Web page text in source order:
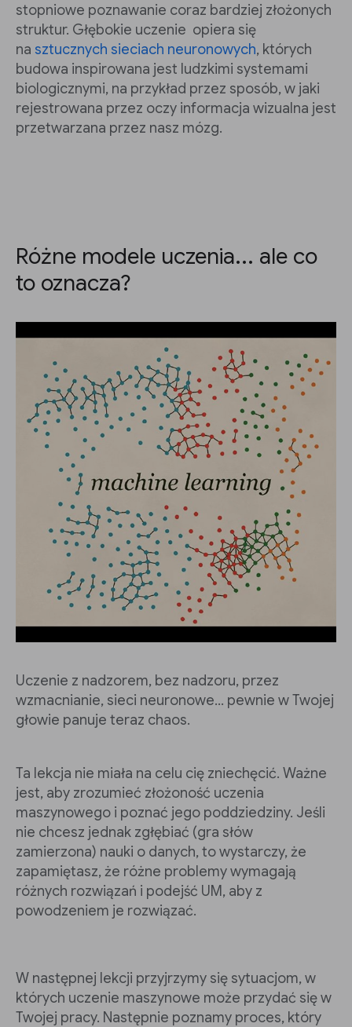
stopniowe poznawanie coraz bardziej złożonych
struktur. Głębokie uczenie opiera się
na sztucznych sieciach neuronowych, których
budowa inspirowana jest ludzkimi systemami
biologicznymi, na przykład przez sposób, w jaki
rejestrowana przez oczy informacja wizualna jest
przetwarzana przez nasz mózg.
Różne modele uczenia... ale co
to oznacza?
Uczenie z nadzorem, bez nadzoru, przez
wzmacnianie, sieci neuronowe... pewnie w Twojej
głowie panuje teraz chaos.
Ta lekcja nie miała na celu cię zniechęcić. Ważne
jest, aby zrozumieć złożoność uczenia
maszynowego i poznać jego poddziedziny. Jeśli
nie chcesz jednak zgłębiać (gra słów
zamierzona) nauki o danych, to wystarczy, że
zapamiętasz, że różne problemy wymagają
różnych rozwiązań i podejść UM, aby z
powodzeniem je rozwiązać.
W następnej lekcji przyjrzymy się sytuacjom, w
których uczenie maszynowe może przydać się w
Twojej pracy. Następnie poznamy proces, który